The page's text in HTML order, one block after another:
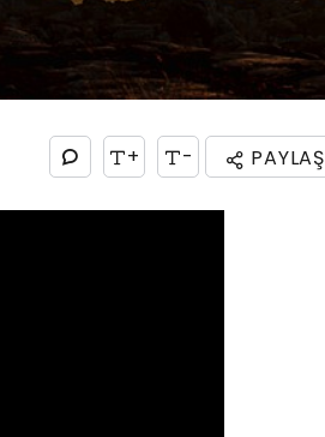
+ - PAYLAŞ